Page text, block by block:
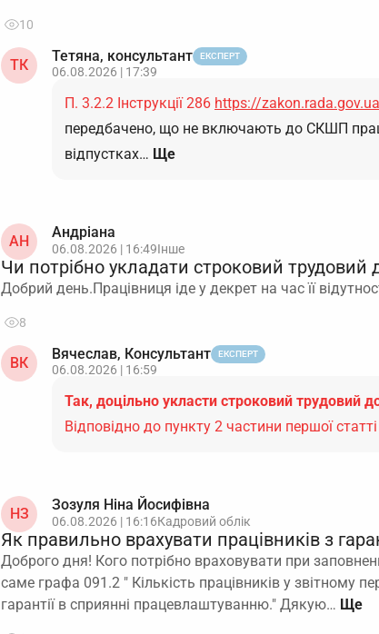
10
ТК
Тетяна, консультант ЕКСПЕРТ
06.08.2026 | 17:39
П. 3.2.2 Інструкції 286 https://
передбачено, що не включають до СКШП
відпустках… Ще
АН
Андріана
06.08.2026 | 16:49Інше
Чи потрібно укладати строковий трудовий
Добрий день.Працівниця іде у декрет на час її
8
ВК
Вячеслав, Консультант ЕКСПЕРТ
06.08.2026 | 16:59
Так, доцільно укласти строковий трудовий
Відповідно до пункту 2 частини першої
НЗ
Зозуля Ніна Йосифівна
06.08.2026 | 16:16Кадровий облік
Як правильно врахувати працівників з
Доброго дня! Кого потрібно враховувати при
саме графа 091.2 " Кількість працівників у звітному
гарантії в сприянні працевлаштуванню." Дякую…